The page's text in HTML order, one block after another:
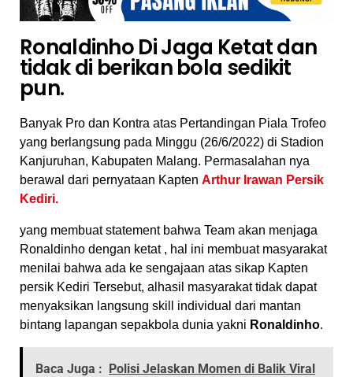
Ronaldinho Di Jaga Ketat dan
tidak di berikan bola sedikit
pun.
Banyak Pro dan Kontra atas Pertandingan Piala Trofeo
yang berlangsung pada Minggu (26/6/2022) di Stadion
Kanjuruhan, Kabupaten Malang. Permasalahan nya
berawal dari pernyataan Kapten Arthur Irawan Persik
Kediri.
yang membuat statement bahwa Team akan menjaga
Ronaldinho dengan ketat , hal ini membuat masyarakat
menilai bahwa ada ke sengajaan atas sikap Kapten
persik Kediri Tersebut, alhasil masyarakat tidak dapat
menyaksikan langsung skill individual dari mantan
bintang lapangan sepakbola dunia yakni Ronaldinho.
Baca Juga : Polisi Jelaskan Momen di Balik Viral